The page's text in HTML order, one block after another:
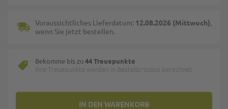
IN DEN WARENKORB
Voraussichtliches Lieferdatum: 12.08.2026 (Mittwoch),
wenn Sie jetzt bestellen.
Bekomme bis zu 44 Treuepunkte
Ihre Treuepunkte werden in Bestellprozess berechnet.